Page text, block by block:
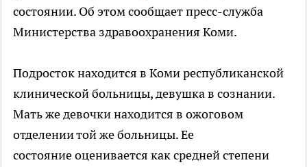
состоянии. Об этом сообщает пресс-служба
Министерства здравоохранения Коми.
Подросток находится в Коми республиканской
клинической больницы, девушка в сознании.
Мать же девочки находится в ожоговом
отделении той же больницы. Ее
состояние оценивается как средней степени